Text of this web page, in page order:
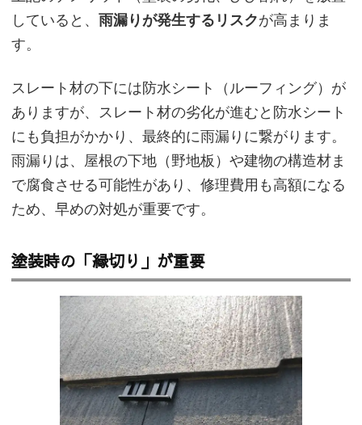
していると、 雨漏りが発生するリスクが高まりま
す。
スレート材の下には防水シート（ルーフィング）が
ありますが、スレート材の劣化が進むと防水シート
にも負担がかかり、最終的に雨漏りに繋がります。
雨漏りは、屋根の下地（野地板）や建物の構造材ま
で腐食させる可能性があり、修理費用も高額になる
ため、早めの対処が重要です。
塗装時の「縁切り」が重要